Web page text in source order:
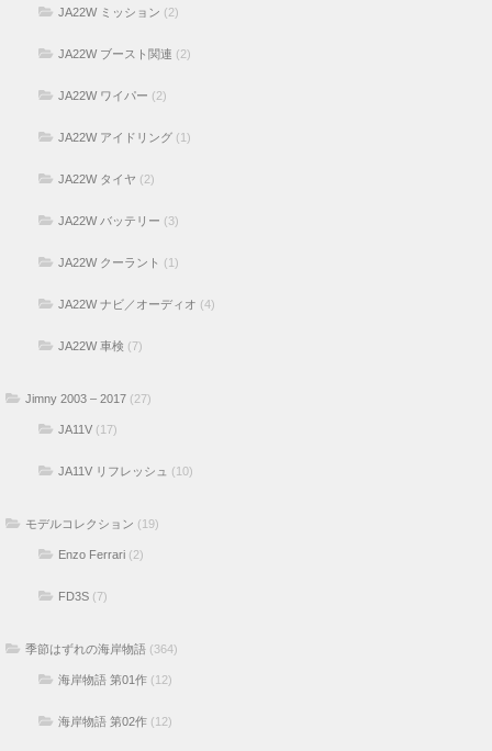
JA22W ミッション (2)
JA22W ブースト関連 (2)
JA22W ワイパー (2)
JA22W アイドリング (1)
JA22W タイヤ (2)
JA22W バッテリー (3)
JA22W クーラント (1)
JA22W ナビ／オーディオ (4)
JA22W 車検 (7)
Jimny 2003 – 2017 (27)
JA11V (17)
JA11V リフレッシュ (10)
モデルコレクション (19)
Enzo Ferrari (2)
FD3S (7)
季節はずれの海岸物語 (364)
海岸物語 第01作 (12)
海岸物語 第02作 (12)